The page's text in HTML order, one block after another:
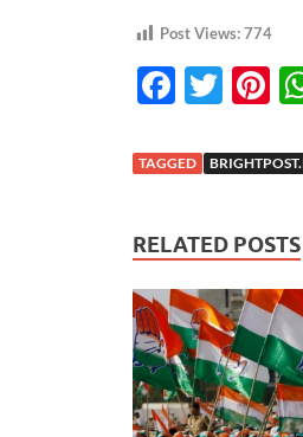
Post Views:774
F
e
o
o
k
T
itt
Pi
t
TAGGED
RELATED POSTS